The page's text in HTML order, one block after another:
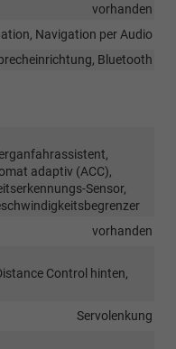
vorhanden
Navigation per Audio
Bluetooth
adaptiv (ACC),
Sensor,
vorhanden
Control hinten,
Servolenkung